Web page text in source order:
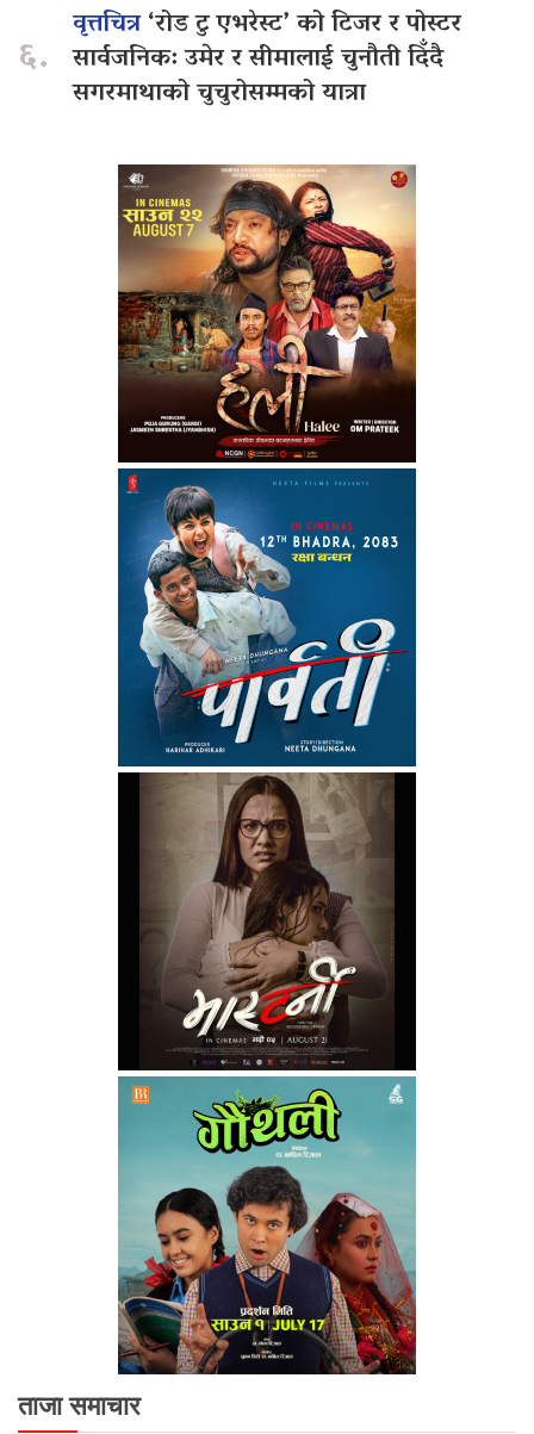
६.
वृत्तचित्र‘रोड टु एभरेस्ट’ को टिजर र पोस्टर
सार्वजनिक: उमेर र सीमालाई चुनौती दिँदै
सगरमाथाको चुचुरोसम्मको यात्रा
ताजा समाचार